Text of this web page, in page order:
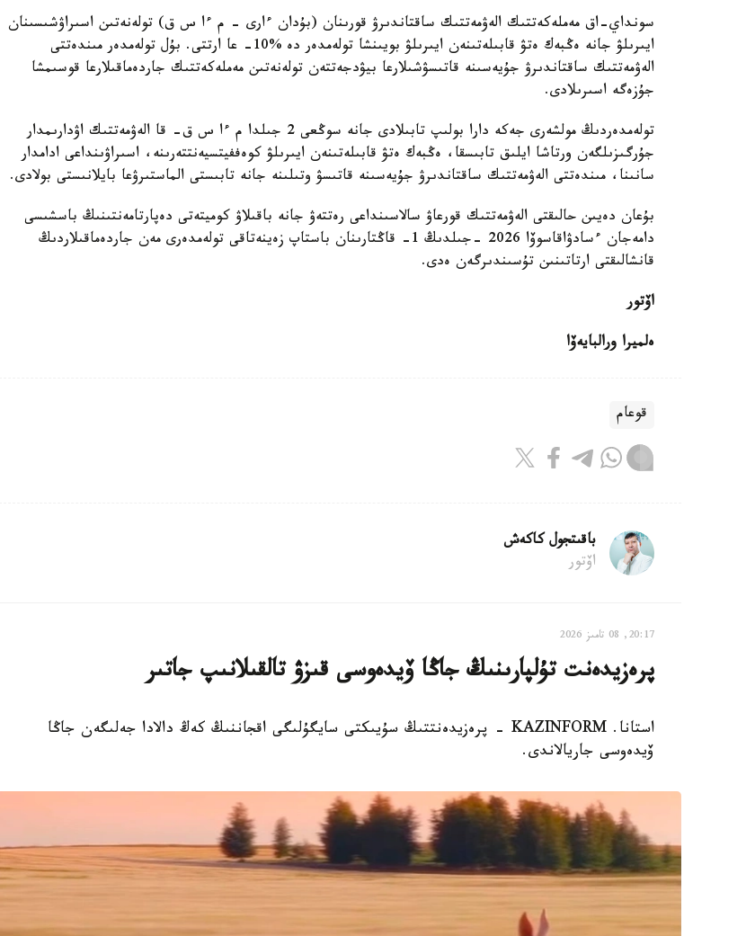
سونداي-اق مەملەكەتتىك الەۋمەتتىك ساقتاندىرۋ قورىنان (بۇدان ءارى - م ءا س ق) تولەنەتىن اسىراۋشىسىنان
ايىرىلۋ جانە ەڭبەك ەتۋ قابىلەتىنەن ايىرىلۋ بويىنشا تولەمدەر دە %10- عا ارتتى. بۇل تولەمدەر مىندەتتى
الەۋمەتتىك ساقتاندىرۋ جۇيەسىنە قاتىسۋشىلارعا بيۋدجەتتەن تولەنەتىن مەملەكەتتىك جاردەماقىلارعا قوسىمشا
جۇزەگە اسىرىلادى.
تولەمدەردىڭ مولشەرى جەكە دارا بولىپ تابىلادى جانە سوڭعى 2 جىلدا م ءا س ق- قا الەۋمەتتىك اۋدارىمدار
جۇرگىزىلگەن ورتاشا ايلىق تابىسقا، ەڭبەك ەتۋ قابىلەتىنەن ايىرىلۋ كوەففيتسيەنتتەرىنە، اسىراۋىنداعى ادامدار
سانىنا، مىندەتتى الەۋمەتتىك ساقتاندىرۋ جۇيەسىنە قاتىسۋ وتىلىنە جانە تابىستى الماستىرۋعا بايلانىستى بولادى.
بۇعان دەيىن حالىقتى الەۋمەتتىك قورعاۋ سالاسىنداعى رەتتەۋ جانە باقىلاۋ كوميتەتى دەپارتامەنتىنىڭ باسشىسى
دامەجان ءسادۋاقاسوۆا 2026 -جىلدىڭ 1- قاڭتارىنان باستاپ زەينەتاقى تولەمدەرى مەن جاردەماقىلاردىڭ
قانشالىقتى ارتاتىنىن تۇسىندىرگەن ەدى.
اۆتور
ەلميرا ورالبايەۆا
قوعام
باقىتجول كاكەش
اۆتور
20:17, 08 تامىز 2026
پرەزيدەنت تۇلپارىنىڭ جاڭا ۆيدەوسى قىزۋ تالقىلانىپ جاتىر
استانا. KAZINFORM - پرەزيدەنتتىڭ سۇيىكتى سايگۇلىگى اقجاننىڭ كەڭ دالادا جەلىگەن جاڭا
ۆيدەوسى جاريالاندى.